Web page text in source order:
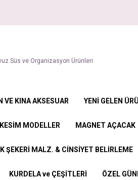
VE KINA AKSESUAR YENİ GELEN
MODELLER MAGNET AÇACAK
ŞEKERİ MALZ. & CİNSİYET BELİRLEME
KURDELA ve ÇEŞİTLERİ ÖZEL